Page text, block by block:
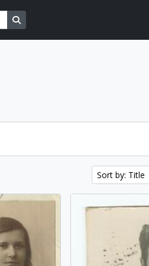
Sort by: Title